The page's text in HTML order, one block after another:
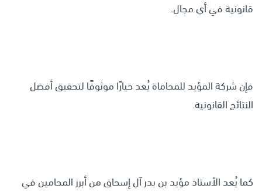
قانونية في أي مجال.
فإن شركة المؤيد للمحاماة يُعد خيارًا موثوقًا لتحقيق أفضل
النتائج القانونية.
كما يُعد الأستاذ مؤيد بن بدر آل إسحاق من أبرز المحامين في